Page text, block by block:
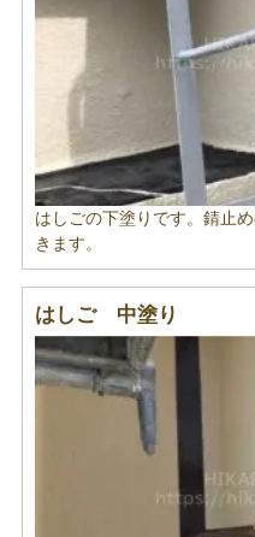
はしごの下塗りです。錆止
きます。
はしご 中塗り